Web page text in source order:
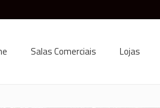
Salas Comerciais Lojas